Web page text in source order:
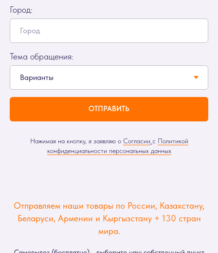
Город:
Тема обращения:
ОТПРАВИТЬ
Нажимая на кнопку, я заявляю о Согласии с Политикой
конфиденциальности персональных данных
Отправляем наши товары по России, Казахстану,
Беларуси, Армении и Кыргызстану + 130 стран
мира.